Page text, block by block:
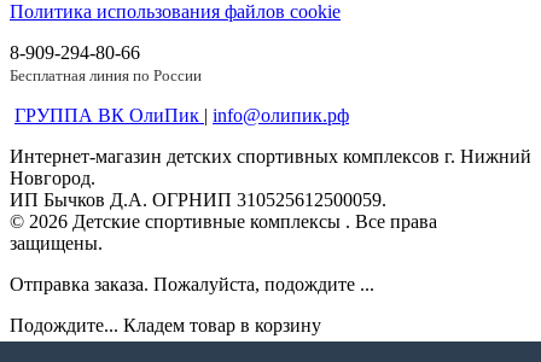
Политика использования файлов cookie
8-909-294-80-66
Бесплатная линия по России
ГРУППА ВК ОлиПик | info@олипик.рф
Интернет-магазин детских спортивных комплексов г. Нижний
Новгород.
ИП Бычков Д.А. ОГРНИП 310525612500059.
© 2026 Детские спортивные комплексы . Все права
защищены.
Отправка заказа. Пожалуйста, подождите ...
Подождите... Кладем товар в корзину